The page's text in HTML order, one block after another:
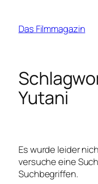
springen
Das Filmmagazin
Yutani
Es wurde leider
versuche eine
Suchbegriffen.